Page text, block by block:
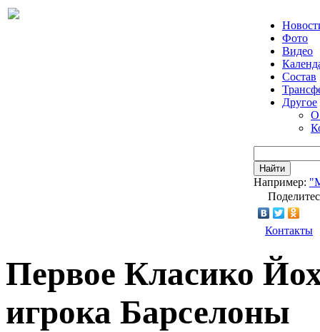
Фото
Видео
Состав
Другое
О
Найти
Например:
Контакты
Первое Класико
игрока Барселоны